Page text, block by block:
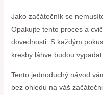
Jako začátečník se
Opakujte tento proces a
dovednosti. S každým
kresby láhve budou vypadat
Tento jednoduchý návod
bez ohledu na váš